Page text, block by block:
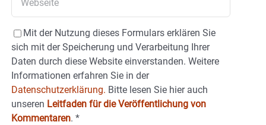
Mit der Nutzung dieses Formulars erklären Sie
sich mit der Speicherung und Verarbeitung Ihrer
Daten durch diese Website einverstanden. Weitere
Informationen erfahren Sie in der
Datenschutzerklärung. Bitte lesen Sie hier auch
unseren Leitfaden für die Veröffentlichung von
Kommentaren. *